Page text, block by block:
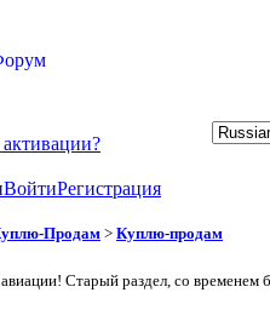
ВойтиРегистрация
Продам> Куплю-продам
Старый раздел, со временем